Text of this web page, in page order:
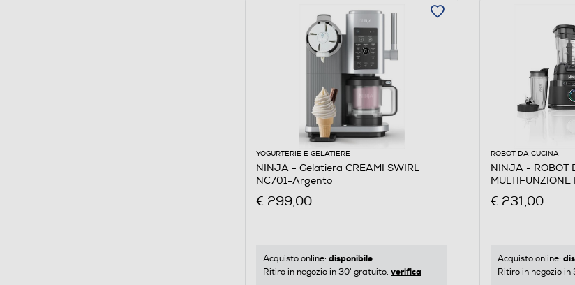
YOGURTERIE E GELATIERE
NINJA - Gelatiera CREAMI SWIRL
NC701-Argento
€ 299,00
Acquisto online: disponibile
Ritiro in negozio in 30' gratuito: verifica
ROBOT DA CUCINA
NINJA - ROBOT
MULTIFUNZIONE
€ 231,00
Acquisto online:
Ritiro in negozio